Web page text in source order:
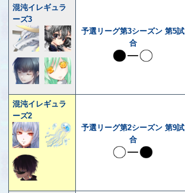
混沌イレギュラ
ーズ3
予選リーグ第3シーズン 第5試
合
混沌イレギュラ
ーズ2
予選リーグ第2シーズン 第9試
合